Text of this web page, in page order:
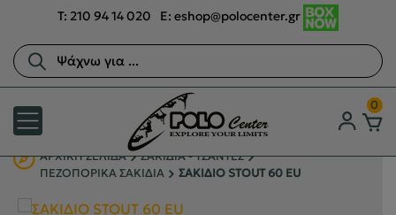
T: 210 94 14 020 E:eshop@polocenter.gr
0
Αναζήτηση
προϊόντων
ΑΡΧΙΚΉ ΣΕΛΊΔΑ
ΣΑΚΙΔΙΑ - ΤΣΑΝΤΕΣ
ΠΕΖΟΠΟΡΙΚΑ ΣΑΚΙΔΙΑ
ΣΑΚΙΔΙΟ STOUT 60 EU